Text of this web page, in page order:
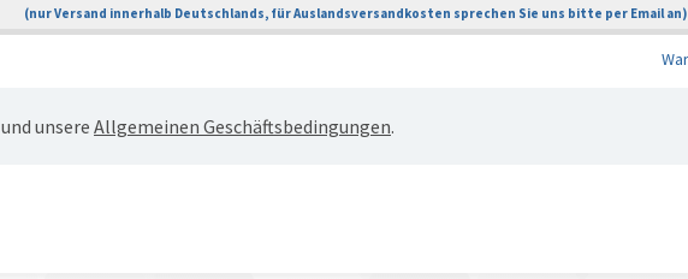
(nur Versand innerhalb Deutschlands, für Auslandsversandkosten sprechen Sie uns bitte per Email an)
und unsere Allgemeinen Geschäftsbedingungen.